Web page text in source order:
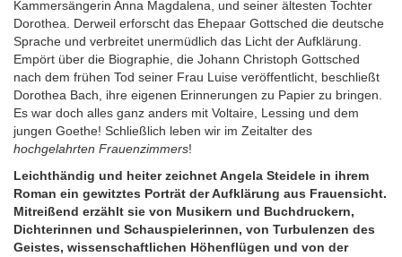
Kammersängerin Anna Magdalena, und seiner ältesten Tochter
Dorothea. Derweil erforscht das Ehepaar Gottsched die deutsche
Sprache und verbreitet unermüdlich das Licht der Aufklärung.
Empört über die Biographie, die Johann Christoph Gottsched
nach dem frühen Tod seiner Frau Luise veröffentlicht, beschließt
Dorothea Bach, ihre eigenen Erinnerungen zu Papier zu bringen.
Es war doch alles ganz anders mit Voltaire, Lessing und dem
jungen Goethe! Schließlich leben wir im Zeitalter des
hochgelahrten Frauenzimmers!
Leichthändig und heiter zeichnet Angela Steidele in ihrem
Roman ein gewitztes Porträt der Aufklärung aus Frauensicht.
Mitreißend erzählt sie von Musikern und Buchdruckern,
Dichterinnen und Schauspielerinnen, von Turbulenzen des
Geistes, wissenschaftlichen Höhenflügen und von der